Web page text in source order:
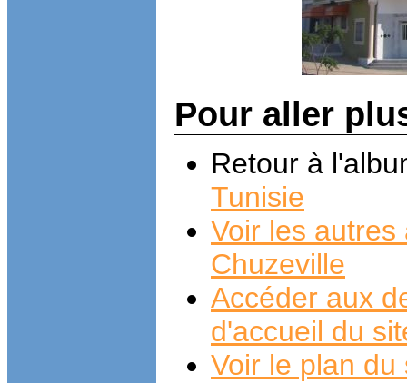
Pour aller
Retour à
Tunisie
Voir les
Chuzeville
Accéder aux
d'accueil du
Voir le plan du